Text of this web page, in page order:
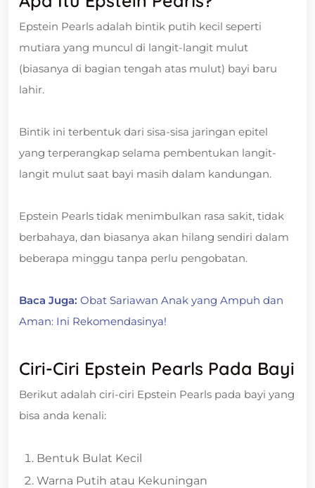
Epstein Pearls adalah bintik putih kecil seperti
mutiara yang muncul di langit-langit mulut
(biasanya di bagian tengah atas mulut) bayi baru
lahir.
Bintik ini terbentuk dari sisa-sisa jaringan epitel
yang terperangkap selama pembentukan langit-
langit mulut saat bayi masih dalam kandungan.
Epstein Pearls tidak menimbulkan rasa sakit, tidak
berbahaya, dan biasanya akan hilang sendiri dalam
beberapa minggu tanpa perlu pengobatan.
Baca Juga: Obat Sariawan Anak yang Ampuh dan
Aman: Ini Rekomendasinya!
Ciri-Ciri Epstein Pearls Pada Bayi
Berikut adalah ciri-ciri Epstein Pearls pada bayi yang
bisa anda kenali:
Bentuk Bulat Kecil
Warna Putih atau Kekuningan